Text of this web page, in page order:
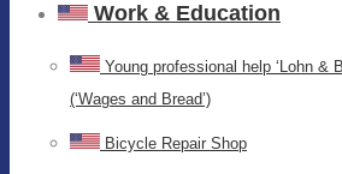
Work & Education
Young professional help ‘Lohn &
(‘Wages and Bread’)
Bicycle Repair Shop